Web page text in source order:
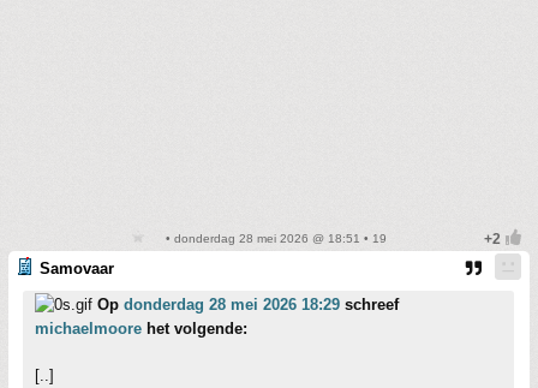
• donderdag 28 mei 2026 @ 18:51 • 19
Samovaar
Op donderdag 28 mei 2026 18:29 schreef
michaelmoore het volgende:
[..]